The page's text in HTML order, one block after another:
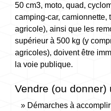
50 cm3, moto, quad,
camping-car, camionnette,
agricole), ainsi que les
supérieur à 500 kg (y
agricoles), doivent être
la voie publique.
Vendre (ou donner)
Démarches à accomplir